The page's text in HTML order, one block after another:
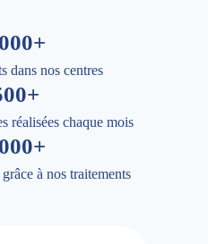
dans nos centres
réalisées chaque mois
à nos traitements